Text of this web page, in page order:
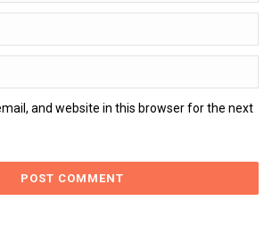
and website in this browser for the next